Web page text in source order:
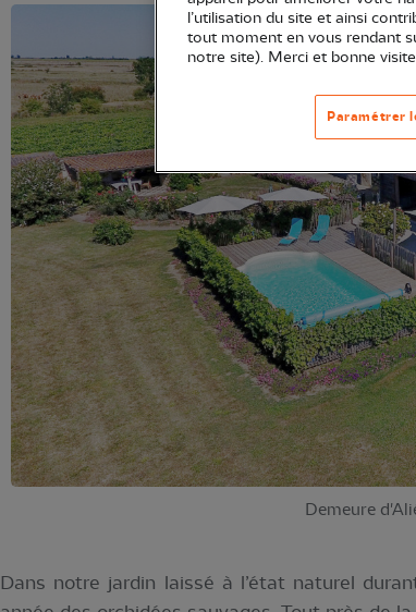
Demeure
Dans notre jardin laissé à l’état naturel
l’utilisation du site et ainsi
tout moment en vous rendant
notre site). Merci et bonne
Paramétrer